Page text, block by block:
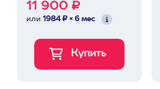
11 900 ₽
или 1984 ₽ × 6 мес